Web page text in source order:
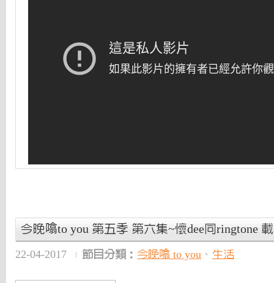
今晚噏to you 第五季 第六集~懷dee同ringtone
22-04-2017 節目分類： 今晚噏 to you 、 生活